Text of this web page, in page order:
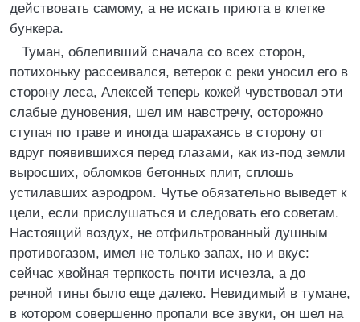
действовать самому, а не искать приюта в клетке
бункера.
Туман, облепивший сначала со всех сторон,
потихоньку рассеивался, ветерок с реки уносил его в
сторону леса, Алексей теперь кожей чувствовал эти
слабые дуновения, шел им навстречу, осторожно
ступая по траве и иногда шарахаясь в сторону от
вдруг появившихся перед глазами, как из‑под земли
выросших, обломков бетонных плит, сплошь
устилавших аэродром. Чутье обязательно выведет к
цели, если прислушаться и следовать его советам.
Настоящий воздух, не отфильтрованный душным
противогазом, имел не только запах, но и вкус:
сейчас хвойная терпкость почти исчезла, а до
речной тины было еще далеко. Невидимый в тумане,
в котором совершенно пропали все звуки, он шел на